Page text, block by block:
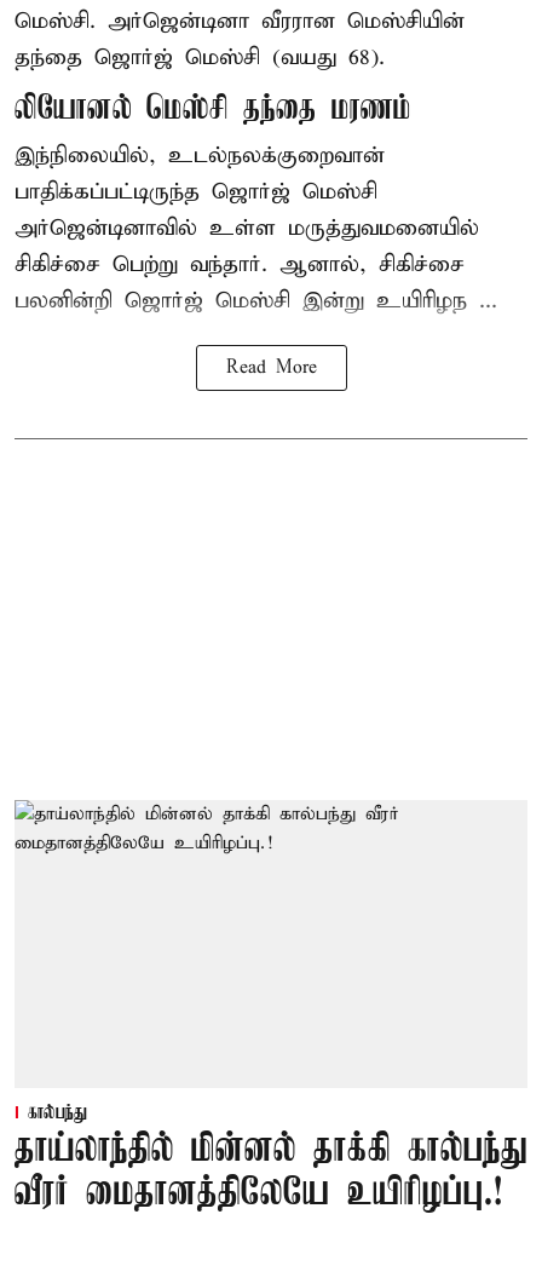
மெஸ்சி. அர்ஜென்டினா வீரரான மெஸ்சியின்
தந்தை ஜொர்ஜ் மெஸ்சி (வயது 68).
லியோனல் மெஸ்சி தந்தை மரணம்
இந்நிலையில், உடல்நலக்குறைவான்
பாதிக்கப்பட்டிருந்த ஜொர்ஜ் மெஸ்சி
அர்ஜென்டினாவில் உள்ள மருத்துவமனையில்
சிகிச்சை பெற்று வந்தார். ஆனால், சிகிச்சை
பலனின்றி ஜொர்ஜ் மெஸ்சி இன்று உயிரிழந ...
Read More
கால்பந்து
தாய்லாந்தில் மின்னல் தாக்கி கால்பந்து
வீரர் மைதானத்திலேயே உயிரிழப்பு.!